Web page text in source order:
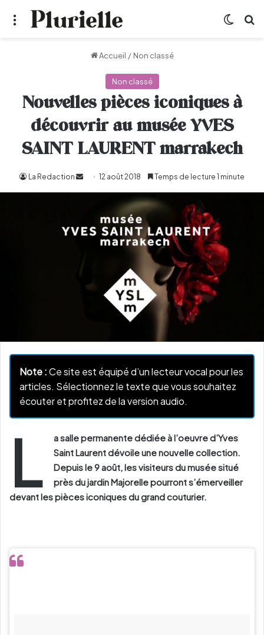
Menu
Accueil / Non classé
Non classé
Nouvelles pièces iconiques à
découvrir au musée YVES
SAINT LAURENT marrakech
La Redaction
Envoyer
un
12 août 2018 Temps de lecture 1 minute
Note :Ce site est équipé d’un lecteur vocal pour les
articles. Sélectionnez le texte que vous souhaitez
écouter et profitez de la version audio.
L
a salle permanente dédiée à l’oeuvre d’Yves
Saint Laurent dévoile une nouvelle collection.
Depuis le 9 août, les visiteurs du musée situé
près du jardin Majorelle pourront s’émerveiller
devant les pièces iconiques du grand couturier.